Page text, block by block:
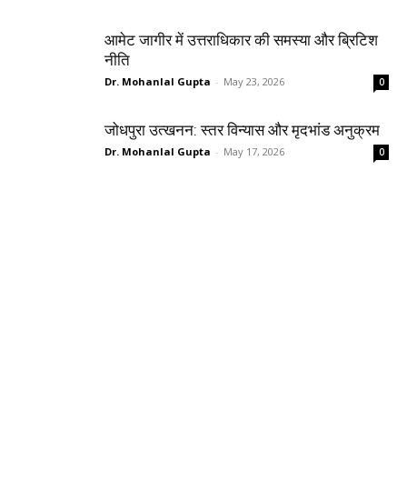
आमेट जागीर में उत्तराधिकार की समस्या और ब्रिटिश
नीति
Dr. Mohanlal Gupta - May 23, 2026 0
जोधपुरा उत्खनन: स्तर विन्यास और मृदभांड अनुक्रम
Dr. Mohanlal Gupta - May 17, 2026 0